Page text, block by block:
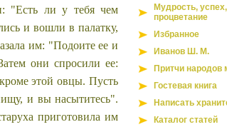
"Есть ли у тебя чем
и вошли в палатку,
им: "Подоите ее и
они спросили ее:
этой овцы. Пусть
и вы насытитесь".
приготовила им
Мудрость, успех,
процветание
Избранное
Иванов Ш. М.
Притчи народов
Гостевая книга
Написать
Каталог статей